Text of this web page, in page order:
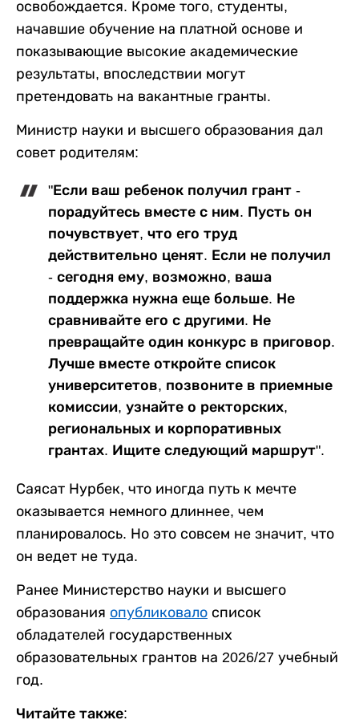
освобождается. Кроме того, студенты,
начавшие обучение на платной основе и
показывающие высокие академические
результаты, впоследствии могут
претендовать на вакантные гранты.
Министр науки и высшего образования дал
совет родителям:
"Если ваш ребенок получил грант -
порадуйтесь вместе с ним. Пусть он
почувствует, что его труд
действительно ценят. Если не получил
- сегодня ему, возможно, ваша
поддержка нужна еще больше. Не
сравнивайте его с другими. Не
превращайте один конкурс в приговор.
Лучше вместе откройте список
университетов, позвоните в приемные
комиссии, узнайте о ректорских,
региональных и корпоративных
грантах. Ищите следующий маршрут".
Саясат Нурбек, что иногда путь к мечте
оказывается немного длиннее, чем
планировалось. Но это совсем не значит, что
он ведет не туда.
Ранее Министерство науки и высшего
образования опубликовало список
обладателей государственных
образовательных грантов на 2026/27 учебный
год.
Читайте также: